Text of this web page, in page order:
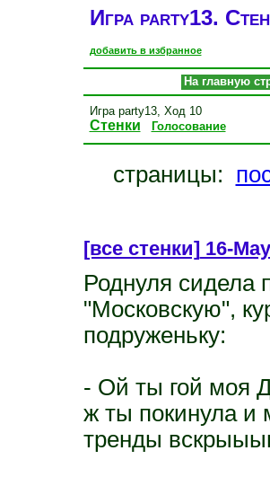
Игра party13.
добавить в избранное
На главную
Игра party13, Ход 10
Стенки Голосование
страницы:
[все стенки]16-
Роднуля сидела
"Московскую",
подруженьку:
- Ой ты гой моя
ж ты покинула и
тренды